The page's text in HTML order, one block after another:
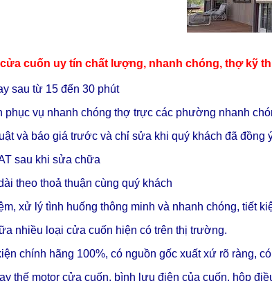
cuốn uy tín chất lượng, nhanh chóng, thợ kỹ
sau từ 15 đến 30 phút
phục vụ nhanh chóng thợ trực các phường nhanh
và báo giá trước và chỉ sửa khi quý khách đã
sau khi sửa chữa
theo thoả thuận cùng quý khách
xử lý tình huống thông minh và nhanh chóng, tiết
nhiều loại cửa cuốn hiện có trên thị trường.
chính hãng 100%, có nguồn gốc xuất xứ rõ ràng,
thế motor cửa cuốn, bình lưu điện của cuốn, hộp